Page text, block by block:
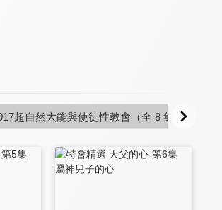
超自然大能與使徒性教會 （全 8 集）